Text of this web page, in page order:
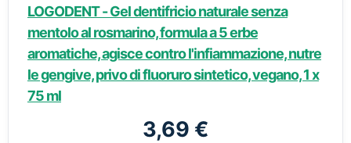
LOGODENT - Gel dentifricio naturale senza
mentolo al rosmarino, formula a 5 erbe
aromatiche, agisce contro l'infiammazione, nutre
le gengive, privo di fluoruro sintetico, vegano, 1 x
75 ml
3,69 €